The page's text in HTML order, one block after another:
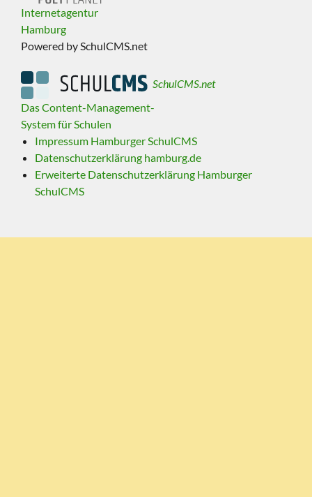
Internetagentur
Hamburg
Powered by SchulCMS.net
SchulCMS.net
Das Content-Management-
System für Schulen
Impressum Hamburger SchulCMS
Datenschutzerklärung hamburg.de
Erweiterte Datenschutzerklärung Hamburger
SchulCMS